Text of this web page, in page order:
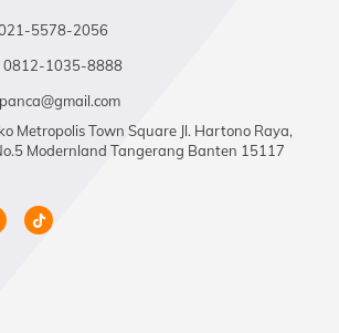
5578-2056
0812-1035-8888
Metropolis Town Square Jl. Hartono Raya,
Modernland Tangerang Banten 15117